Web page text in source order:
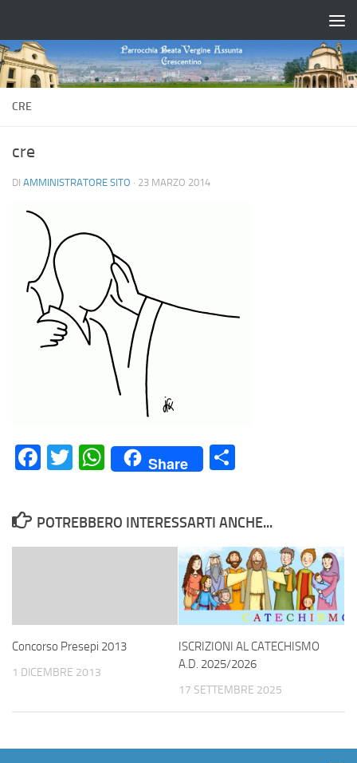
CRE
cre
DI AMMINISTRATORE SITO · 23 MARZO 2014
Facebook
Twitter
WhatsApp
Share
POTREBBERO INTERESSARTI ANCHE...
Concorso Presepi 2013
1 DICEMBRE 2013
ISCRIZIONI AL CATECHISMO
A.D. 2025/2026
17 SETTEMBRE 2025